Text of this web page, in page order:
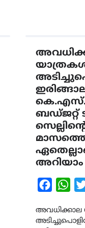
ബഡ്ജറ്റ്
മാസത്തെ
അറിയാം
അവധിക്കാല